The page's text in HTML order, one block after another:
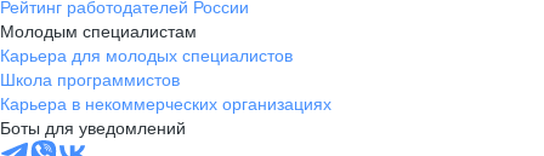
Рейтинг работодателей России
Молодым специалистам
Карьера для молодых специалистов
Школа программистов
Карьера в некоммерческих организациях
Боты для уведомлений